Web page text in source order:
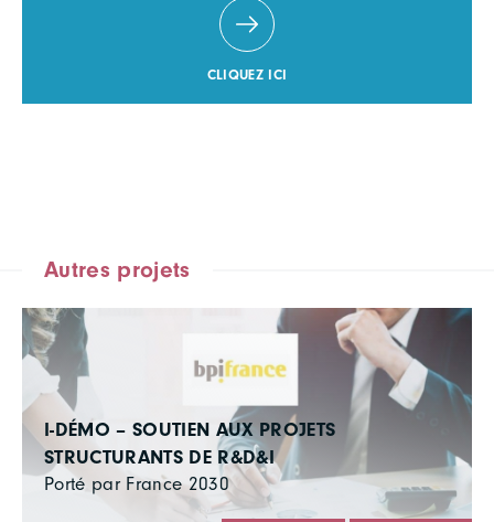
CLIQUEZ ICI
Autres projets
I-DÉMO – SOUTIEN AUX PROJETS
STRUCTURANTS DE R&D&I
Porté par France 2030